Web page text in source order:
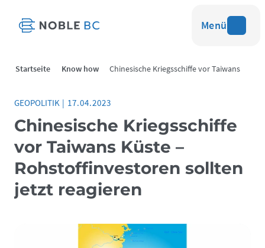
Menü
Startseite Know how
Chinesische Kriegsschiffe vor Taiwans
GEOPOLITIK | 17.04.2023
Chinesische Kriegs­schiffe
vor Taiwans Küste –
Rohstoff­investoren sollten
jetzt reagieren